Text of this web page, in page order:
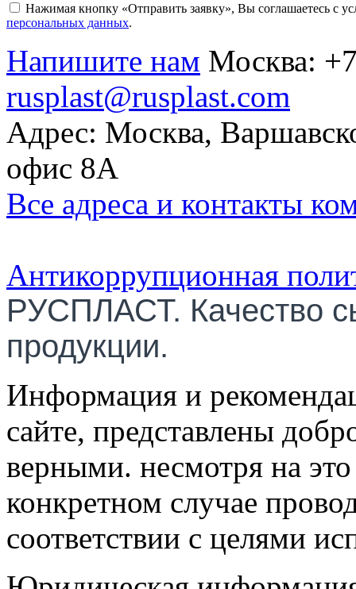
Нажимая кнопку «Отправить заявку», Вы соглашаетесь с
персональных данных.
Напишите нам Москва:
rusplast@rusplast.com
Адрес: Москва,
офис 8А
Все адреса и контакты
Антикоррупционная
РУСПЛАСТ. Качество
продукции.
Информация и
сайте, представлены
верными. несмотря на
конкретном случае
соответствии с целями